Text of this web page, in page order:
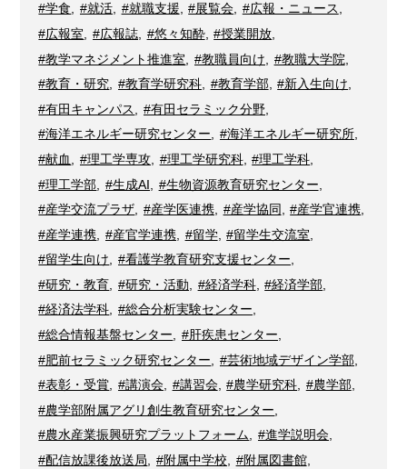
#学食, #就活, #就職支援, #展覧会, #広報・ニュース,
#広報室
#広報誌, #悠々知酔, #授業開放
#教学マネジメント推進室
#教職員向け #教職大学院
#教育・研究
#教育学研究科, #教育学部, #新入生向け
#有田キャンパス
#有田セラミック分野,
#海洋エネルギー研究センター, #海洋エネルギー研究所,
#献血
#理工学専攻, #理工学研究科, #理工学科
#理工学部
#生成AI #生物資源教育研究センター
#産学交流プラザ
#産学医連携, #産学協同 #産学官連携
#産学連携
#産官学連携, #留学, #留学生交流室
#留学生向け, #看護学教育研究支援センター,
#研究・教育
#研究・活動 #経済学科, #経済学部
#経済法学科, #総合分析実験センター,
#総合情報基盤センター
#肝疾患センター
#肥前セラミック研究センター
#芸術地域デザイン学部,
#表彰・受賞, #講演会, #講習会, #農学研究科, #農学部,
#農学部附属アグリ創生教育研究センター
#農水産業振興研究プラットフォーム, #進学説明会,
#配信放課後放送局
#附属中学校 #附属図書館,